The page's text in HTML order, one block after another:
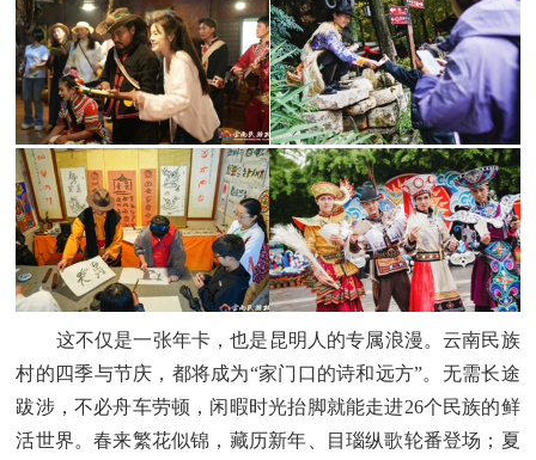
这不仅是一张年卡，也是昆明人的专属浪漫。云南民族
村的四季与节庆，都将成为“家门口的诗和远方”。无需长途
跋涉，不必舟车劳顿，闲暇时光抬脚就能走进26个民族的鲜
活世界。春来繁花似锦，藏历新年、目瑙纵歌轮番登场；夏